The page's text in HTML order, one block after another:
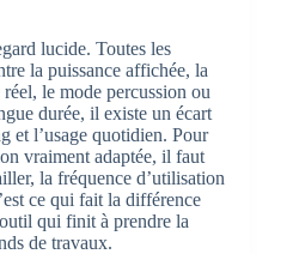
lucide. Toutes les
la puissance affichée, la
le mode percussion ou
durée, il existe un écart
et l’usage quotidien. Pour
vraiment adaptée, il faut
la fréquence d’utilisation
ce qui fait la différence
qui finit à prendre la
de travaux.